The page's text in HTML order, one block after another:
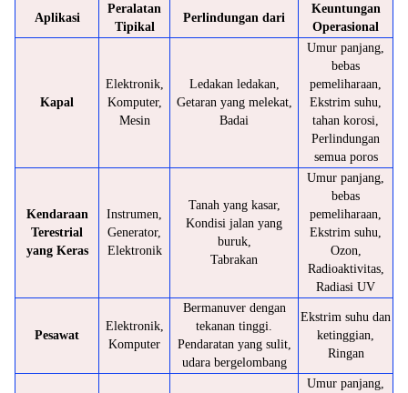
Aplikasi
Peralatan
Tipikal
Perlindungan dari
Keuntungan
Operasional
Kapal
Elektronik,
Komputer,
Mesin
Ledakan ledakan,
Getaran yang melekat,
Badai
Umur panjang,
bebas
pemeliharaan,
Ekstrim suhu,
tahan korosi,
Perlindungan
semua poros
Kendaraan
Terestrial
yang Keras
Instrumen,
Generator,
Elektronik
Tanah yang kasar,
Kondisi jalan yang
buruk,
Tabrakan
Umur panjang,
bebas
pemeliharaan,
Ekstrim suhu,
Ozon,
Radioaktivitas,
Radiasi UV
Pesawat
Elektronik,
Komputer
Bermanuver dengan
tekanan tinggi.
Pendaratan yang sulit,
udara bergelombang
Ekstrim suhu dan
ketinggian,
Ringan
Umur panjang,